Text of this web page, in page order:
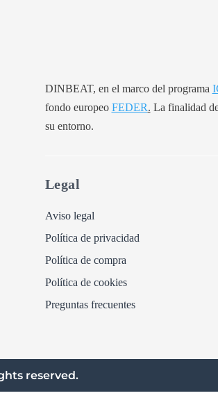
DINBEAT, en el marco del programa
fondo europeo FEDER. La finalidad
su entorno.
Legal
Aviso legal
Política de privacidad
Política de compra
Política de cookies
Preguntas frecuentes
reserved.